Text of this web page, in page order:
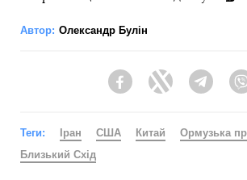
Автор: Олександр Булін
FacebookTwitter
Теги: Іран США Китай Ормузька
Близький Схід